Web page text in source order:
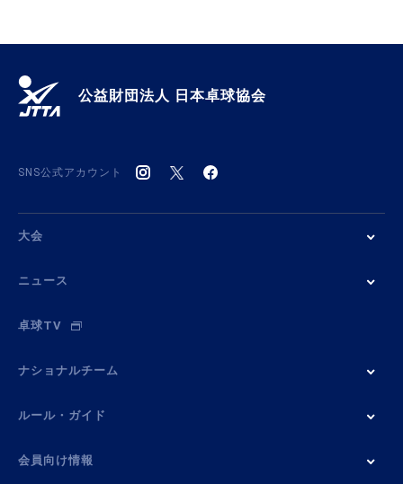
公益財団法人 日本卓球協会
SNS公式アカウント
大会
ニュース
卓球TV
ナショナルチーム
ルール・ガイド
会員向け情報